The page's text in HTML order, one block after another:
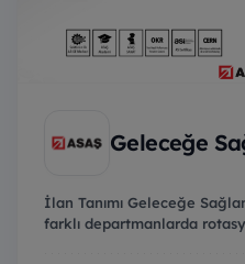
Geleceğe
İlan Tanımı Geleceğe
farklı departmanlarda